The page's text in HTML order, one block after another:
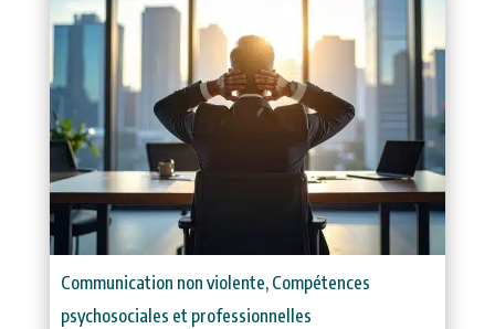
Communication non violente, Compétences
psychosociales et professionnelles